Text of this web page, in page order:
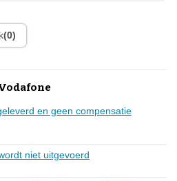
(0)
en geen compensatie
niet uitgevoerd